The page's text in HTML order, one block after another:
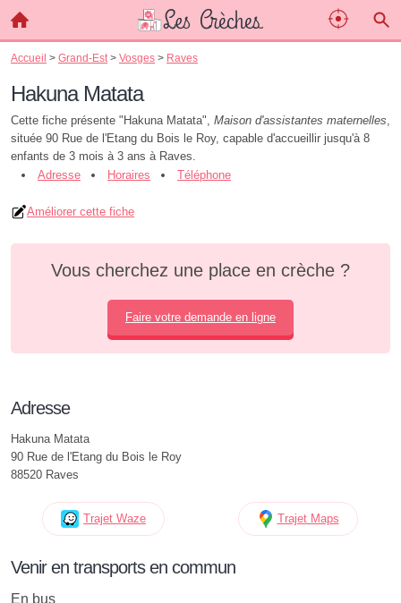
Accueil > Grand-Est > Vosges > Raves
Hakuna Matata
Cette fiche présente "Hakuna Matata", Maison d'assistantes maternelles,
située 90 Rue de l'Etang du Bois le Roy, capable d'accueillir jusqu'à 8
enfants de 3 mois à 3 ans à Raves.
Adresse
Horaires Téléphone
Améliorer cette fiche
Vous cherchez une place en crèche ?
Faire votre demande en ligne
Adresse
Hakuna Matata
90 Rue de l'Etang du Bois le Roy
88520 Raves
Trajet Waze Trajet Maps
Venir en transports en commun
En bus